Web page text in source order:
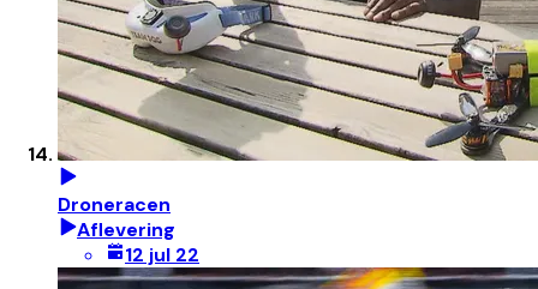
Droneracen
Aflevering
12 jul 22